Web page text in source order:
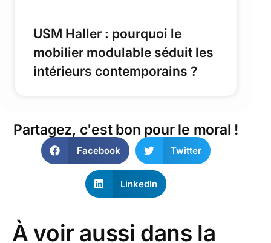
USM Haller : pourquoi le
mobilier modulable séduit les
intérieurs contemporains ?
Partagez, c'est bon pour le moral !
Facebook Twitter
LinkedIn
À voir aussi dans la